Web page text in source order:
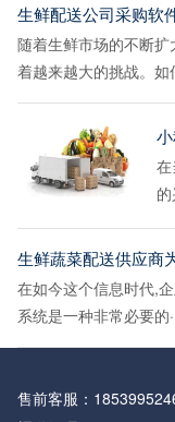
生鲜配送公司采购软
随着生鲜市场的不断
着越来越大的挑战。如
生鲜蔬菜配送供应商
在如今这个信息时代,
系统是一种非常必要的
售前客服：